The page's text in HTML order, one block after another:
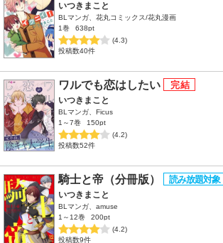
いつきまこと
BLマンガ、花丸コミックス/花丸漫画
1巻
638pt
(4.3)
投稿数40件
ワルでも恋はしたい
いつきまこと
BLマンガ、Ficus
1～7巻
150pt
(4.2)
投稿数52件
騎士と帝（分冊版）
いつきまこと
BLマンガ、amuse
1～12巻
200pt
(4.2)
投稿数9件